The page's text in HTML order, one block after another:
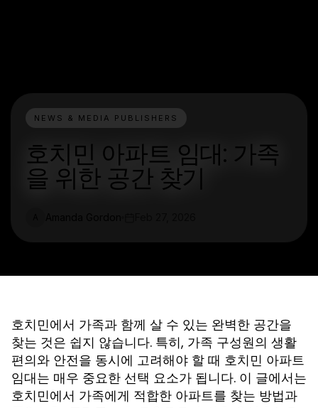
NEWS & MEDIA PUBLISHERS
호치민 아파트 임대: 가족
을 위한 공간 찾기
호치민에서 가족과 함께 살 수 있는 완벽한 공간을
찾는 것은 쉽지 않습니다. 특히, 가족 구성원의 생활
편의와 안전을 동시에 고려해야 할 때 호치민 아파트
임대는 매우 중요한 선택 요소가 됩니다. 이 글에서는
호치민에서 가족에게 적합한 아파트를 찾는 방법과